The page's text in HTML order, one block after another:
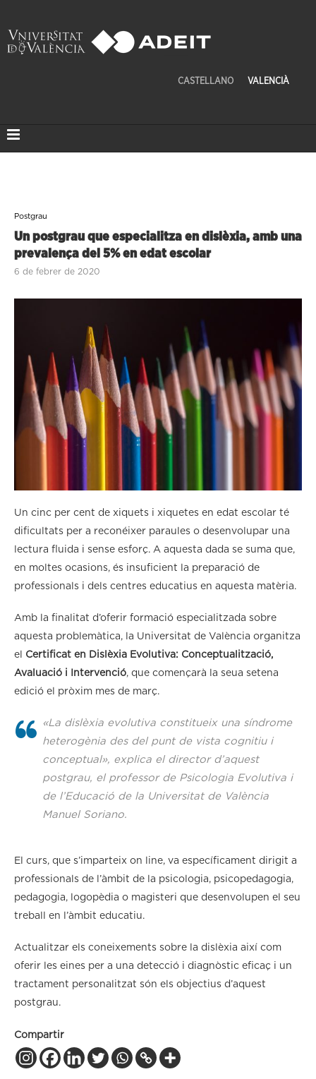
CASTELLANO VALENCIÀ
Postgrau
Un postgrau que especialitza en dislèxia, amb una
prevalença del 5% en edat escolar
6 de febrer de 2020
Un cinc per cent de xiquets i xiquetes en edat escolar té
dificultats per a reconéixer paraules o desenvolupar una
lectura fluida i sense esforç. A aquesta dada se suma que,
en moltes ocasions, és insuficient la preparació de
professionals i dels centres educatius en aquesta matèria.
Amb la finalitat d’oferir formació especialitzada sobre
aquesta problemàtica, la Universitat de València organitza
el Certificat en Dislèxia Evolutiva: Conceptualització,
Avaluació i Intervenció, que començarà la seua setena
edició el pròxim mes de març.
«La dislèxia evolutiva constitueix una síndrome
heterogènia des del punt de vista cognitiu i
conceptual», explica el director d’aquest
postgrau, el professor de Psicologia Evolutiva i
de l’Educació de la Universitat de València
Manuel Soriano.
El curs, que s’imparteix on line, va específicament dirigit a
professionals de l’àmbit de la psicologia, psicopedagogia,
pedagogia, logopèdia o magisteri que desenvolupen el seu
treball en l’àmbit educatiu.
Actualitzar els coneixements sobre la dislèxia així com
oferir les eines per a una detecció i diagnòstic eficaç i un
tractament personalitzat són els objectius d’aquest
postgrau.
Compartir